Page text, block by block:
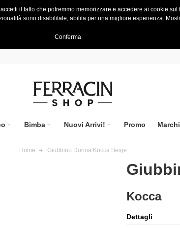
il fatto che potremmo memorizzare e accedere ai cookie sul
sono disabilitate, abilita per una migliore esperienza:
Conferma
Bimba Nuovi Arrivi! Promo Marchi
Home Giubbino Donna Kocca Beige
Kocca
Dettagli